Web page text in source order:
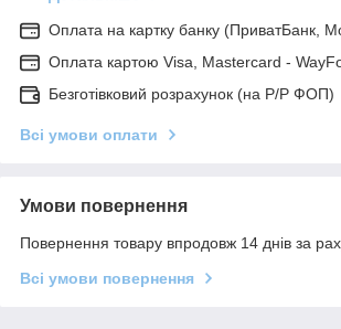
Оплата на картку банку (ПриватБанк,
Оплата картою Visa, Mastercard -
Безготівковий розрахунок (на Р/Р ФОП)
Всі умови оплати
Умови повернення
Повернення товару впродовж 14 днів за
Всі умови повернення